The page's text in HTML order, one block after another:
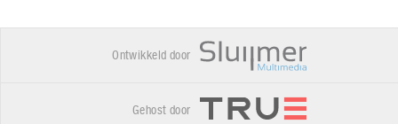
Ontwikkeld door
Gehost door